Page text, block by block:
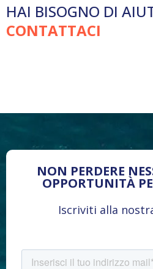
HAI BISOGNO DI
CONTATTACI
NON PERDERE
OPPORTUNITÀ
Iscriviti alla